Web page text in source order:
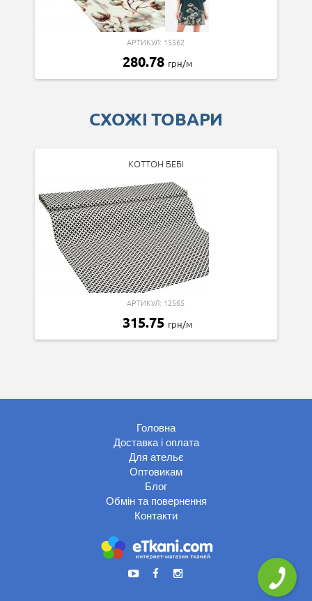
АРТИКУЛ: 15562
280.78 грн/м
СХОЖІ ТОВАРИ
КОТТОН БЕБІ
АРТИКУЛ: 12565
315.75 грн/м
Головна
Доставка і оплата
Для ательє
Оптовикам
Блог
Обмін та повернення
Контакти